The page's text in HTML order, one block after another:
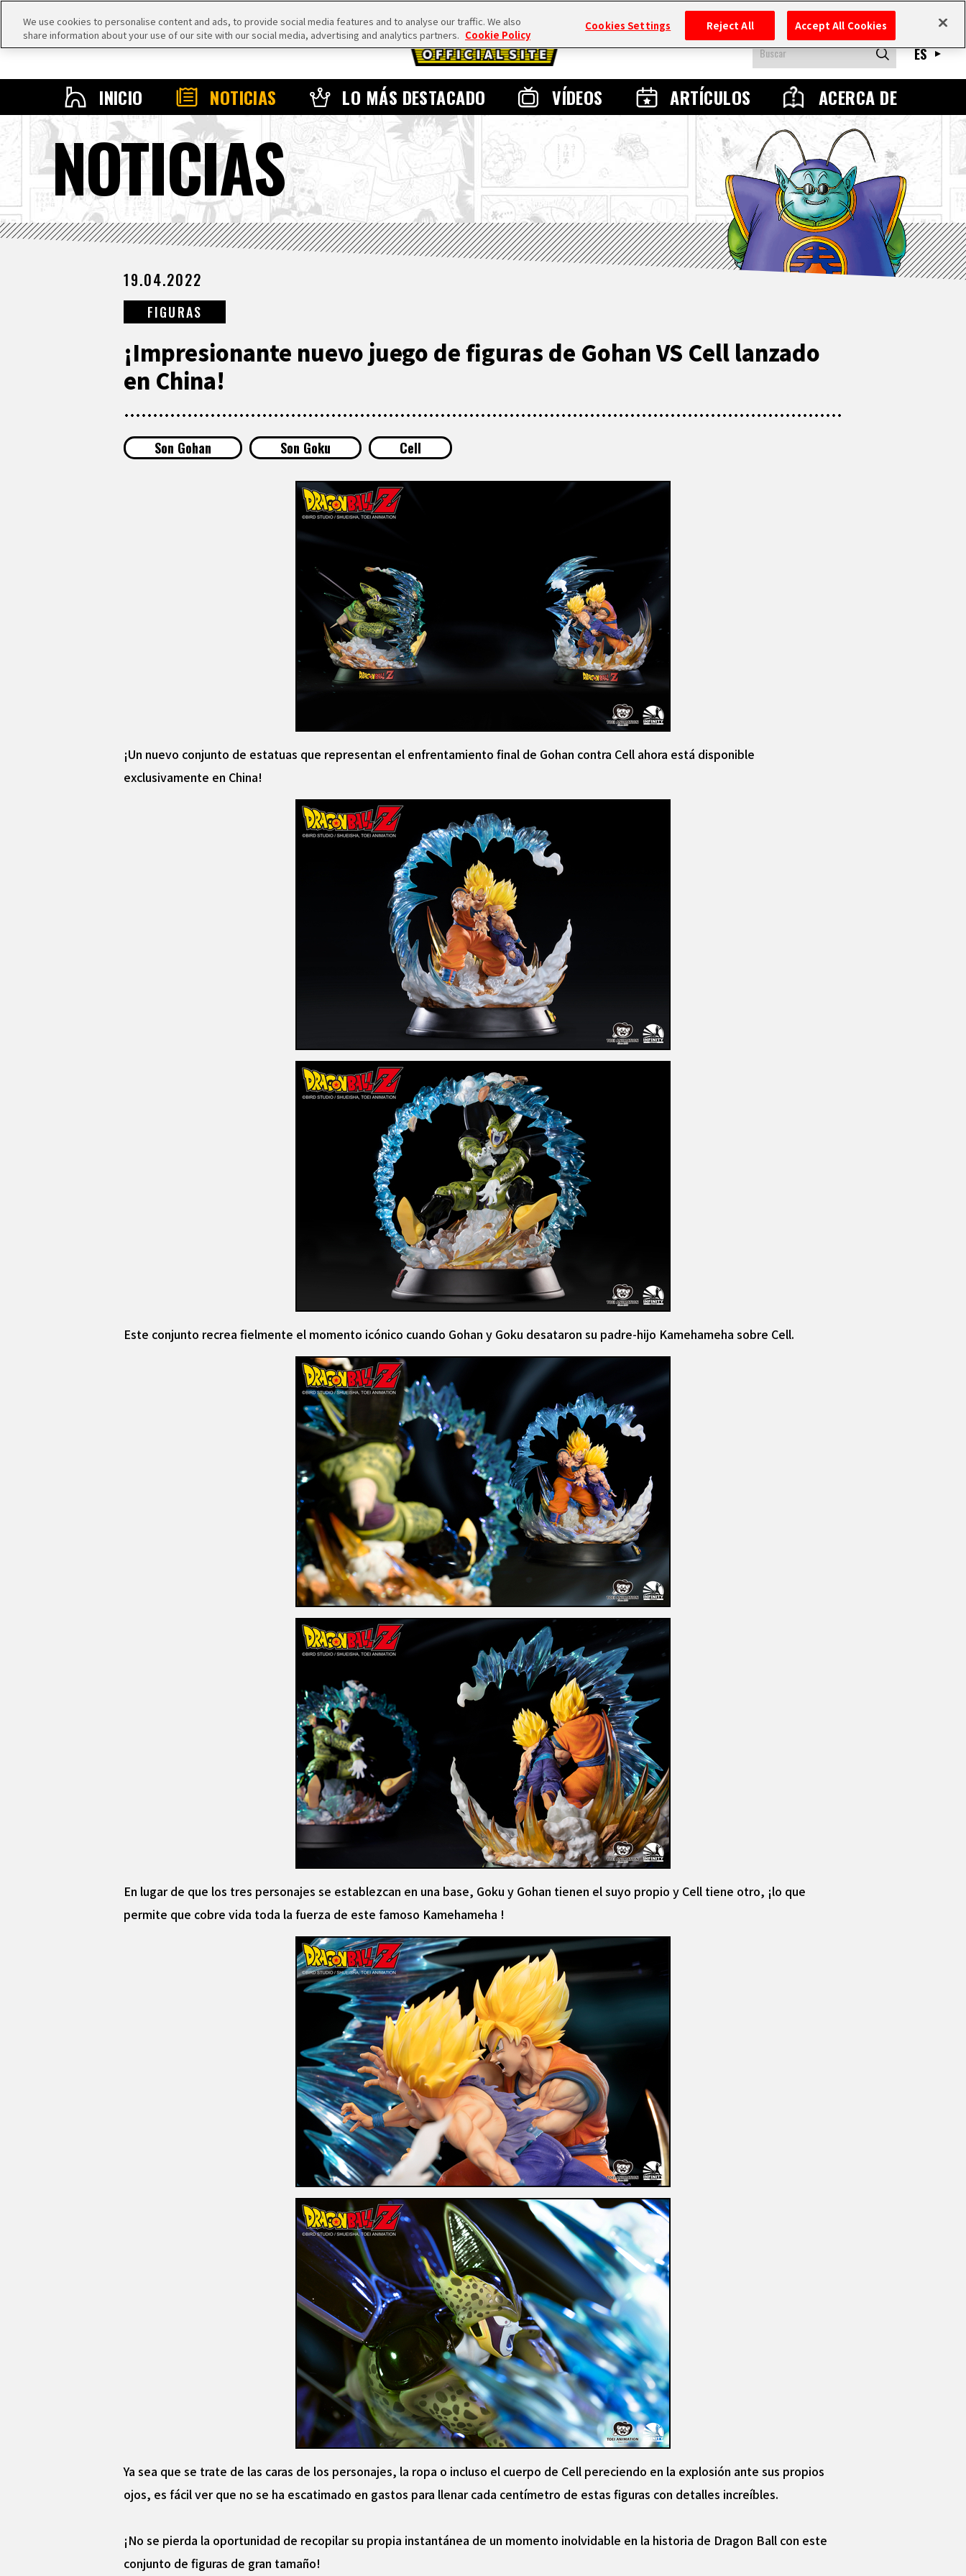
INICIO NOTICIAS LO MÁS DESTACADO VÍDEOS ARTÍCULOS ACERCA DE
ES
NOTICIAS
19.04.2022
FIGURAS
¡Impresionante nuevo juego de figuras de Gohan VS Cell lanzado
en China!
Son Gohan Son Goku Cell
¡Un nuevo conjunto de estatuas que representan el enfrentamiento final de Gohan contra Cell ahora está disponible
exclusivamente en China!
Este conjunto recrea fielmente el momento icónico cuando Gohan y Goku desataron su padre-hijo Kamehameha sobre Cell.
En lugar de que los tres personajes se establezcan en una base, Goku y Gohan tienen el suyo propio y Cell tiene otro, ¡lo que
permite que cobre vida toda la fuerza de este famoso Kamehameha !
Ya sea que se trate de las caras de los personajes, la ropa o incluso el cuerpo de Cell pereciendo en la explosión ante sus propios
ojos, es fácil ver que no se ha escatimado en gastos para llenar cada centímetro de estas figuras con detalles increíbles.
¡No se pierda la oportunidad de recopilar su propia instantánea de un momento inolvidable en la historia de Dragon Ball con este
conjunto de figuras de gran tamaño!
We use cookies to personalise content and ads, to provide social media features and to analyse our traffic. We also
share information about your use of our site with our social media, advertising and analytics partners. Cookie Policy
Cookies Settings Reject All Accept All Cookies